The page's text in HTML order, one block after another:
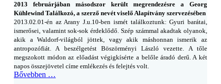
2013 februárjában másodszor került megrendezésre a Georg
Kühlewind Találkozó, a szerző nevét viselő Alapítvány szervezésében
2013.02.01-én az Arany J.u.10-ben ismét találkoztunk: Gyuri barátai,
ismerősei, valamint sok-sok érdeklődő. Szép számmal akadtak olyanok,
akik a Waldorf-világból jöttek, vagy akik máshonnan ismerik az
antropozófiát. A beszélgetést Böszörményi László vezette. A tőle
megszokott módon az előadást végigkísérte a belőle áradó derű. A két
napos összejövetel címe emlékezés és felejtés volt.
Bővebben …